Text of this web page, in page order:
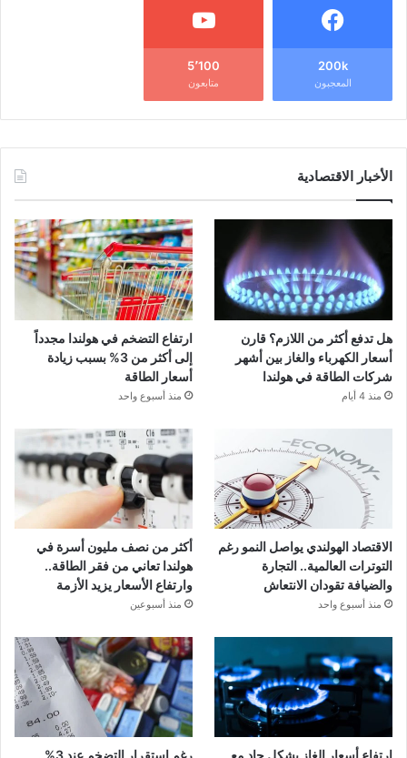
200k
المعجبون
5٬100
متابعون
الأخبار الاقتصادية
هل تدفع أكثر من اللازم؟ قارن
أسعار الكهرباء والغاز بين أشهر
شركات الطاقة في هولندا
منذ 4 أيام
ارتفاع التضخم في هولندا مجدداً
إلى أكثر من 3% بسبب زيادة
أسعار الطاقة
منذ أسبوع واحد
الاقتصاد الهولندي يواصل النمو رغم
التوترات العالمية.. التجارة
والضيافة تقودان الانتعاش
منذ أسبوع واحد
أكثر من نصف مليون أسرة في
هولندا تعاني من فقر الطاقة..
وارتفاع الأسعار يزيد الأزمة
منذ أسبوعين